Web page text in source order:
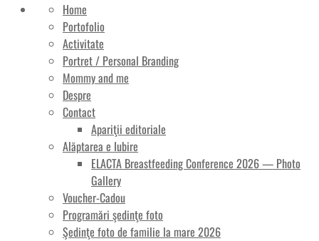
Home
Portofolio
Activitate
Portret / Personal Branding
Mommy and me
Despre
Contact
Apariţii editoriale
Alăptarea e Iubire
ELACTA Breastfeeding Conference 2026 — Photo
Gallery
Voucher-Cadou
Programări şedinţe foto
Şedinţe foto de familie la mare 2026